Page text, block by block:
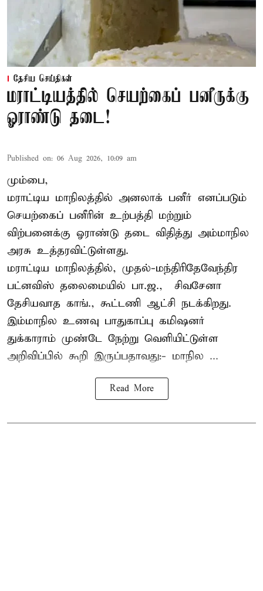
தேசிய செய்திகள்
மராட்டியத்தில் செயற்கைப் பனீருக்கு
ஓராண்டு தடை!
Published on: 06 Aug 2026, 10:09 am
மும்பை,
மராட்டிய மாநிலத்தில் அனலாக் பனீர் எனப்படும்
செயற்கைப் பனீரின் உற்பத்தி மற்றும்
விற்பனைக்கு ஓராண்டு தடை விதித்து அம்மாநில
அரசு உத்தரவிட்டுள்ளது.
மராட்டிய மாநிலத்தில், முதல்-மந்திரிதேவேந்திர
பட்னவிஸ் தலைமையில் பா.ஜ., – சிவசேனா –
தேசியவாத காங்., கூட்டணி ஆட்சி நடக்கிறது.
இம்மாநில உணவு பாதுகாப்பு கமிஷனர்
துக்காராம் முண்டே நேற்று வெளியிட்டுள்ள
அறிவிப்பில் கூறி இருப்பதாவது:- மாநில ...
Read More